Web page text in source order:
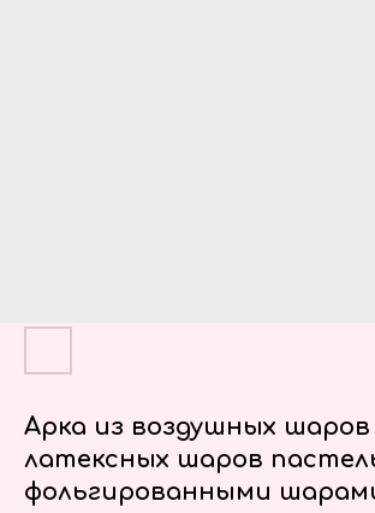
Арка из воздушных
латексных шаров
фольгированными